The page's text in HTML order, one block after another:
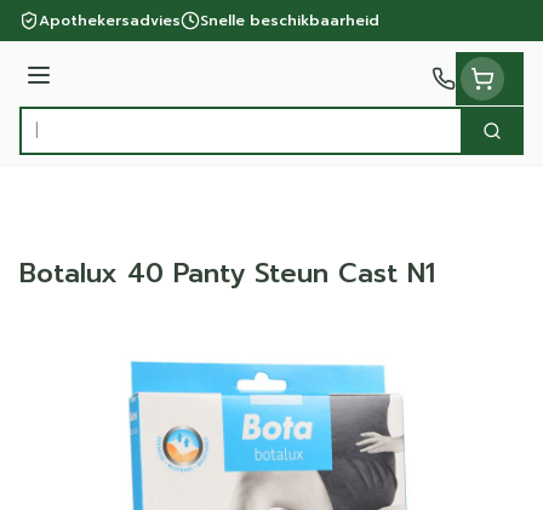
Ga naar de inhoud
Apothekersadvies Snelle beschikbaarheid
Menu
Product, merk, categorie...
Zoek
Botalux 40 Panty Steun Cast N1